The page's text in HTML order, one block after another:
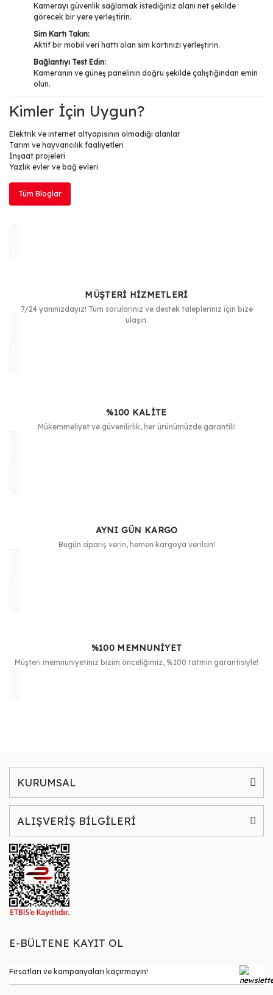
Kamerayı güvenlik sağlamak istediğiniz alanı net şekilde
görecek bir yere yerleştirin.
Sim Kartı Takın:
Aktif bir mobil veri hattı olan sim kartınızı yerleştirin.
Bağlantıyı Test Edin:
Kameranın ve güneş panelinin doğru şekilde çalıştığından emin
olun.
Kimler İçin Uygun?
Elektrik ve internet altyapısının olmadığı alanlar
Tarım ve hayvancılık faaliyetleri
İnşaat projeleri
Yazlık evler ve bağ evleri
Tüm Bloglar
MÜŞTERİ HİZMETLERİ
7/24 yanınızdayız! Tüm sorularınız ve destek talepleriniz için bize
ulaşın.
%100 KALİTE
Mükemmeliyet ve güvenilirlik, her ürünümüzde garantili!
AYNI GÜN KARGO
Bugün sipariş verin, hemen kargoya verilsin!
%100 MEMNUNİYET
Müşteri memnuniyetiniz bizim önceliğimiz, %100 tatmin garantisiyle!
KURUMSAL
ALIŞVERİŞ BİLGİLERİ
E-BÜLTENE KAYIT OL